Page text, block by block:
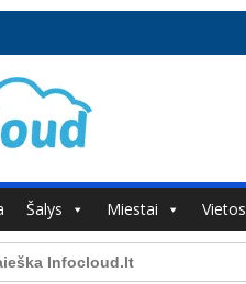
Šalys Miestai Vietos